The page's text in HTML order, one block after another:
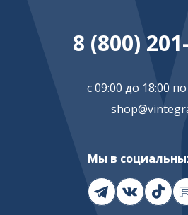
8 (800)
с 09:00 до 18:00
Мы в